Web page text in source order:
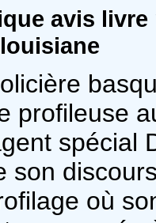
avis
profileuse
spécial
son
où